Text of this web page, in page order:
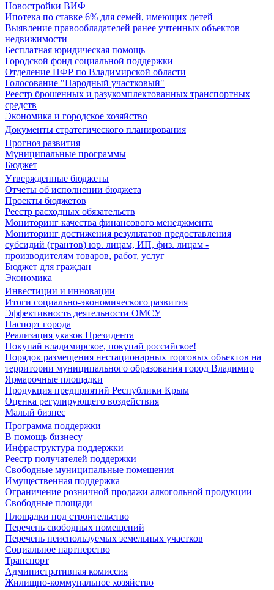
Новостройки ВИФ
Ипотека по ставке 6% для семей, имеющих детей
Выявление правообладателей ранее учтенных объектов
недвижимости
Бесплатная юридическая помощь
Городской фонд социальной поддержки
Отделение ПФР по Владимирской области
Голосование "Народный участковый"
Реестр брошенных и разукомплектованных транспортных
средств
Экономика и городское хозяйство
Документы стратегического планирования
Прогноз развития
Муниципальные программы
Бюджет
Утвержденные бюджеты
Отчеты об исполнении бюджета
Проекты бюджетов
Реестр расходных обязательств
Мониторинг качества финансового менеджмента
Мониторинг достижения результатов предоставления
субсидий (грантов) юр. лицам, ИП, физ. лицам -
производителям товаров, работ, услуг
Бюджет для граждан
Экономика
Инвестиции и инновации
Итоги социально-экономического развития
Эффективность деятельности ОМСУ
Паспорт города
Реализация указов Президента
Покупай владимирское, покупай российское!
Порядок размещения нестационарных торговых объектов на
территории муниципального образования город Владимир
Ярмарочные площадки
Продукция предприятий Республики Крым
Оценка регулирующего воздействия
Малый бизнес
Программа поддержки
В помощь бизнесу
Инфраструктура поддержки
Реестр получателей поддержки
Свободные муниципальные помещения
Имущественная поддержка
Ограничение розничной продажи алкогольной продукции
Свободные площади
Площадки под строительство
Перечень свободных помещений
Перечень неиспользуемых земельных участков
Социальное партнерство
Транспорт
Административная комиссия
Жилищно-коммунальное хозяйство